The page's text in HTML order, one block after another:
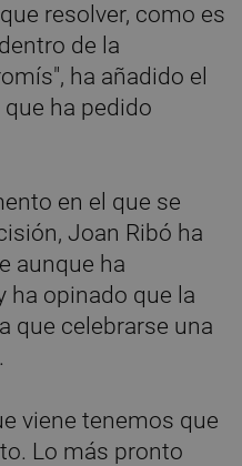
resolver, como es
de la
ha añadido el
ha pedido
en el que se
Joan Ribó ha
aunque ha
ha opinado que la
que celebrarse una
viene tenemos que
Lo más pronto